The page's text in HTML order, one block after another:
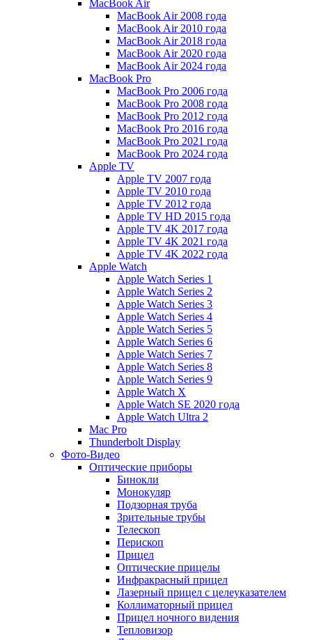
MacBook Air
MacBook Air 2008 года
MacBook Air 2010 года
MacBook Air 2018 года
MacBook Air 2020 года
MacBook Air 2024 года
MacBook Pro
MacBook Pro 2006 года
MacBook Pro 2008 года
MacBook Pro 2012 года
MacBook Pro 2016 года
MacBook Pro 2021 года
MacBook Pro 2024 года
Apple TV
Apple TV 2007 года
Apple TV 2010 года
Apple TV 2012 года
Apple TV HD 2015 года
Apple TV 4K 2017 года
Apple TV 4K 2021 года
Apple TV 4K 2022 года
Apple Watch
Apple Watch Series 1
Apple Watch Series 2
Apple Watch Series 3
Apple Watch Series 4
Apple Watch Series 5
Apple Watch Series 6
Apple Watch Series 7
Apple Watch Series 8
Apple Watch Series 9
Apple Watch X
Apple Watch SE 2020 года
Apple Watch Ultra 2
Mac Pro
Thunderbolt Display
Фото-Видео
Оптические приборы
Бинокли
Монокуляр
Подзорная труба
Зрительные трубы
Телескоп
Перископ
Прицел
Оптические прицелы
Инфракрасный прицел
Лазерный прицел с целеуказателем
Коллиматорный прицел
Прицел ночного видения
Тепловизор